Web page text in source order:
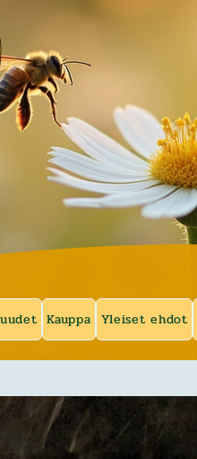
Kauppa Yleiset ehdot